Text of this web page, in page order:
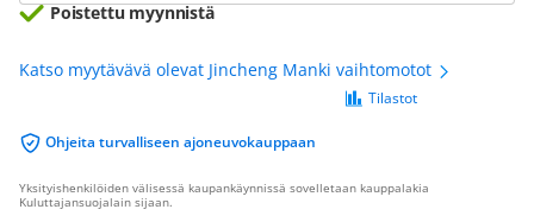
Poistettu myynnistä
Katso myytävävä olevat Jincheng Manki vaihtomotot
Ohjeita turvalliseen ajoneuvokauppaan
Tilastot
Yksityishenkilöiden välisessä kaupankäynnissä sovelletaan kauppalakia
Kuluttajansuojalain sijaan.